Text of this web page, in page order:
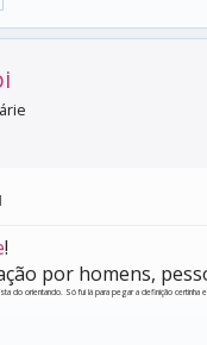
!
por homens,
do orientando. Só fui lá para pegar a definição certinha